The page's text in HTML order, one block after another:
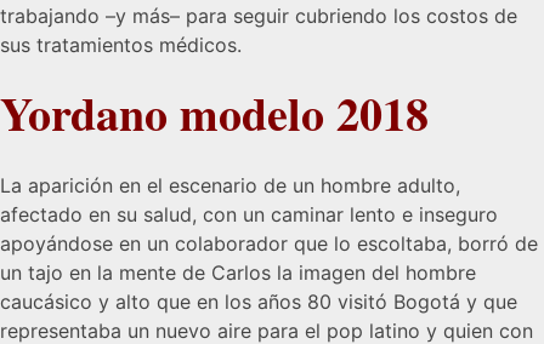
trabajando –y más– para seguir cubriendo los costos de
sus tratamientos médicos.
Yordano modelo 2018
La aparición en el escenario de un hombre adulto,
afectado en su salud, con un caminar lento e inseguro
apoyándose en un colaborador que lo escoltaba, borró de
un tajo en la mente de Carlos la imagen del hombre
caucásico y alto que en los años 80 visitó Bogotá y que
representaba un nuevo aire para el pop latino y quien con